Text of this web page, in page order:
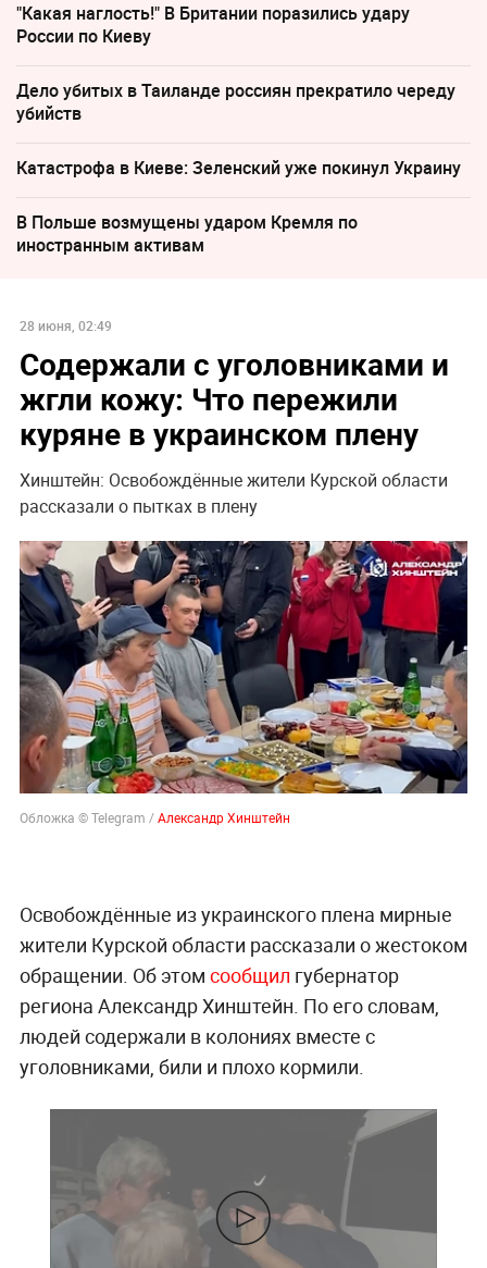
"Какая наглость!" В Британии поразились удару
России по Киеву
Дело убитых в Таиланде россиян прекратило череду
убийств
Катастрофа в Киеве: Зеленский уже покинул Украину
В Польше возмущены ударом Кремля по
иностранным активам
28 июня, 02:49
Содержали с уголовниками и
жгли кожу: Что пережили
куряне в украинском плену
Хинштейн: Освобождённые жители Курской области
рассказали о пытках в плену
Обложка © Telegram /Александр Хинштейн
Освобождённые из украинского плена мирные
жители Курской области рассказали о жестоком
обращении. Об этом сообщил губернатор
региона Александр Хинштейн. По его словам,
людей содержали в колониях вместе с
уголовниками, били и плохо кормили.